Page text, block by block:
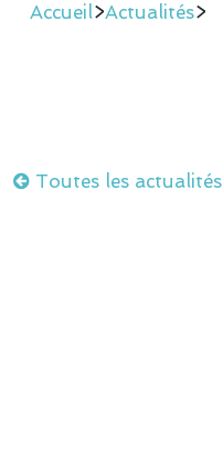
Accueil>Actualités>
Toutes les actualités